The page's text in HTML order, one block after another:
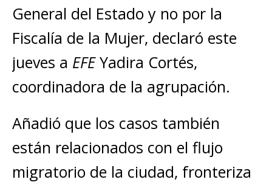
General del Estado y no por la
Fiscalía de la Mujer, declaró este
jueves a EFEYadira Cortés,
coordinadora de la agrupación.
Añadió que los casos también
están relacionados con el flujo
migratorio de la ciudad, fronteriza